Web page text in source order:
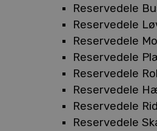
Reservedele
Reservedele
Reservedele
Reservedele
Reservedele
Reservedele
Reservedele
Reservedele